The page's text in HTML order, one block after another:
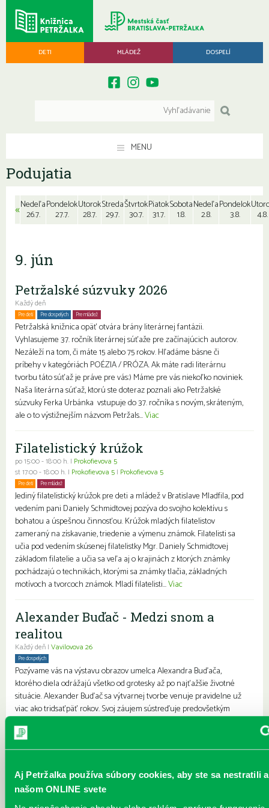
Aj Petržalka používa súbory cookies, aby ste sa nestratili
našom ONLINE svete
DETI MLÁDEŽ DOSPELÍ
MENU
Podujatia
«Nedeľa
26.7.
Pondelok
27.7.
Utorok
28.7.
Streda
29.7.
Štvrtok
30.7.
Piatok
31.7.
Sobota
1.8.
Nedeľa
2.8.
Pondelok
3.8. 4.8.
9. jún
Petržalské súzvuky 2026
Každý deň
Pre deti Pre dospelých Pre mládež
Petržalská knižnica opäť otvára brány literárnej fantázii.
Vyhlasujeme 37. ročník literárnej súťaže pre začínajúcich autorov.
Nezáleží na tom, či máte 15 alebo 75 rokov. Hľadáme básne či
príbehy v kategóriách POÉZIA / PRÓZA. Ak máte radi literárnu
tvorbu táto súťaž je práve pre vás:) Máme pre vás niekoľko noviniek.
Naša literárna súťaž, ktorú ste doteraz poznali ako Petržalské
súzvuky Ferka Urbánka vstupuje do 37. ročníka s novým, skráteným,
ale o to výstižnejším názvom Petržals...Viac
Filatelistický krúžok
po 15:00 - 18:00 h. | Prokofievova 5
st 17:00 - 18:00 h. | Prokofievova 5 | Prokofievova 5
Pre deti Pre mládež
Jediný filatelistický krúžok pre deti a mládež v Bratislave Mladfila, pod
vedením pani Daniely Schmidtovej pozýva do svojho kolektívu s
bohatou a úspešnou činnosťou. Krúžok mladých filatelistov
zameraný na získavanie, triedenie a výmenu známok. Filatelisti sa
učia pod vedením skúsenej filatelistky Mgr. Daniely Schmidtovej
základom filatelie a učia sa veľa aj o krajinách z ktorých známky
pochádzajú o technikách, ktorými sa známky tlačia, základných
motívoch a tvorcoch známok. Mladí filatelisti...Viac
Alexander Buďač - Medzi snom a
realitou
Každý deň | Vavilovova 26
Pre dospelých
Pozývame vás na výstavu obrazov umelca Alexandra Buďača,
ktorého diela odrážajú všetko od grotesky až po najťažšie životné
situácie. Alexander Buďač sa výtvarnej tvorbe venuje pravidelne už
viac ako tridsaťpäť rokov. Svoj záujem sústreďuje predovšetkým
surrealistický svet snov. Kostýmovanými postavami sa snaží
vyjadrovať absenciu starnutia. Vždy ho zaujímala osoba, „postava“, s
JÚN v knižnici